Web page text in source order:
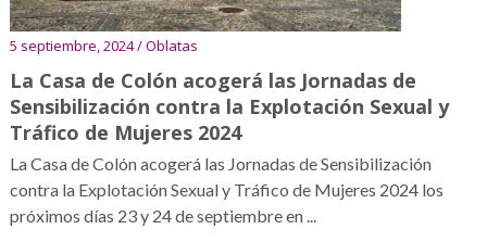
5 septiembre, 2024 / Oblatas
La Casa de Colón acogerá las Jornadas de
Sensibilización contra la Explotación Sexual y
Tráfico de Mujeres 2024
La Casa de Colón acogerá las Jornadas de Sensibilización
contra la Explotación Sexual y Tráfico de Mujeres 2024 los
próximos días 23 y 24 de septiembre en ...